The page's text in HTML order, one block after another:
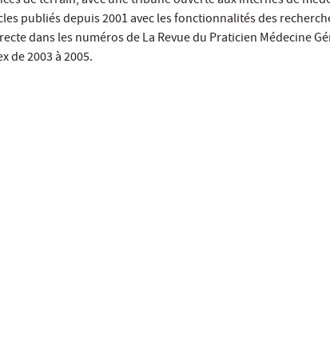
publiés depuis 2001 avec les fonctionnalités des
dans les numéros de La Revue du Praticien Médecine
de 2003 à 2005.